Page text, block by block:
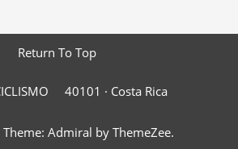
Return To Top
40101 · Costa Rica
Admiral by ThemeZee.